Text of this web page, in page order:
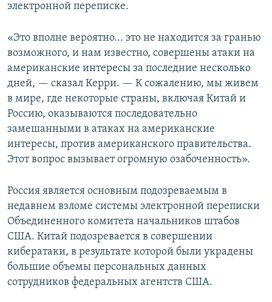
электронной переписке.
«Это вполне вероятно... это не находится за гранью
возможного, и нам известно, совершены атаки на
американские интересы за последние несколько
дней, — сказал Керри. — К сожалению, мы живем
в мире, где некоторые страны, включая Китай и
Россию, оказываются последовательно
замешанными в атаках на американские
интересы, против американского правительства.
Этот вопрос вызывает огромную озабоченность».
Россия является основным подозреваемым в
недавнем взломе системы электронной переписки
Объединенного комитета начальников штабов
США. Китай подозревается в совершении
кибератаки, в результате которой были украдены
большие объемы персональных данных
сотрудников федеральных агентств США.